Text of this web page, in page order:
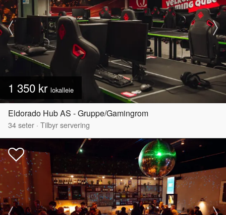
1 350 kr lokalleie
Eldorado Hub AS - Gruppe/Gamingrom
34seter · Tilbyr servering